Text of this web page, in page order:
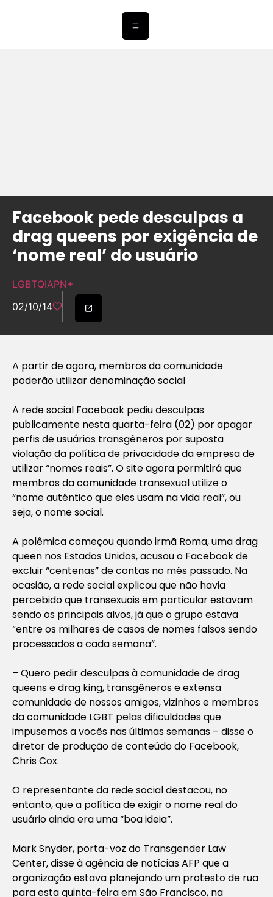
Facebook pede desculpas a
drag queens por exigência de
‘nome real’ do usuário
LGBTQIAPN+
02/10/14
A partir de agora, membros da comunidade
poderão utilizar denominação social
A rede social Facebook pediu desculpas
publicamente nesta quarta-feira (02) por apagar
perfis de usuários transgêneros por suposta
violação da política de privacidade da empresa de
utilizar “nomes reais”. O site agora permitirá que
membros da comunidade transexual utilize o
“nome autêntico que eles usam na vida real”, ou
seja, o nome social.
A polêmica começou quando irmã Roma, uma drag
queen nos Estados Unidos, acusou o Facebook de
excluir “centenas” de contas no mês passado. Na
ocasião, a rede social explicou que não havia
percebido que transexuais em particular estavam
sendo os principais alvos, já que o grupo estava
“entre os milhares de casos de nomes falsos sendo
processados a cada semana”.
– Quero pedir desculpas à comunidade de drag
queens e drag king, transgêneros e extensa
comunidade de nossos amigos, vizinhos e membros
da comunidade LGBT pelas dificuldades que
impusemos a vocês nas últimas semanas – disse o
diretor de produção de conteúdo do Facebook,
Chris Cox.
O representante da rede social destacou, no
entanto, que a política de exigir o nome real do
usuário ainda era uma “boa ideia”.
Mark Snyder, porta-voz do Transgender Law
Center, disse à agência de notícias AFP que a
organização estava planejando um protesto de rua
para esta quinta-feira em São Francisco, na